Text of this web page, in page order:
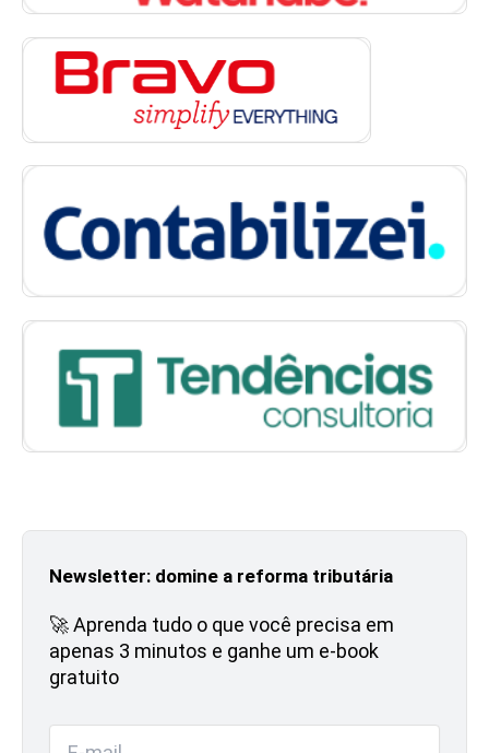
Newsletter: domine a reforma tributária
🚀 Aprenda tudo o que você precisa em
apenas 3 minutos e ganhe um e-book
gratuito